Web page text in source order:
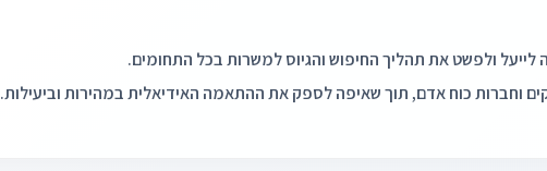
וחברות כוח אדם, תוך שאיפה לספק את ההתאמה האידיאלית במהירות וביעילות.